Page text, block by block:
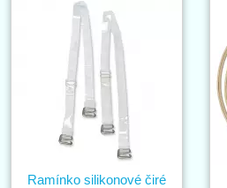
Ramínko silikonové čiré